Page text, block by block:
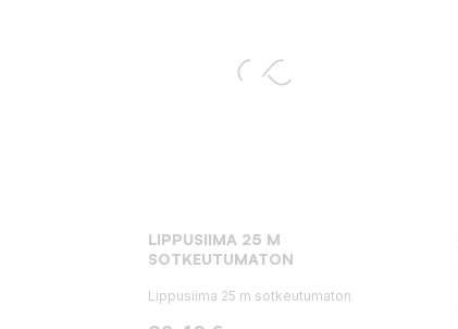
LIPPUSIIMA 25 M
SOTKEUTUMATON
Lippusiima 25 m sotkeutumaton